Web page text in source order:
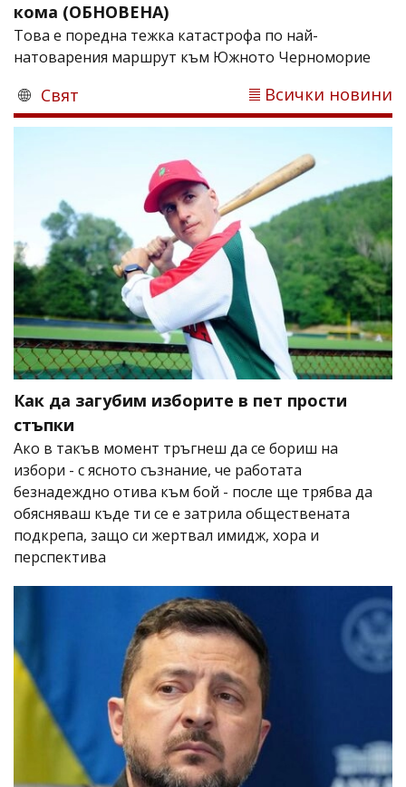
кома (ОБНОВЕНА)
Това е поредна тежка катастрофа по най-
натоварения маршрут към Южното Черноморие
Свят Всички новини
Как да загубим изборите в пет прости
стъпки
Ако в такъв момент тръгнеш да се бориш на
избори - с ясното съзнание, че работата
безнадеждно отива към бой - после ще трябва да
обясняваш къде ти се е затрила обществената
подкрепа, защо си жертвал имидж, хора и
перспектива